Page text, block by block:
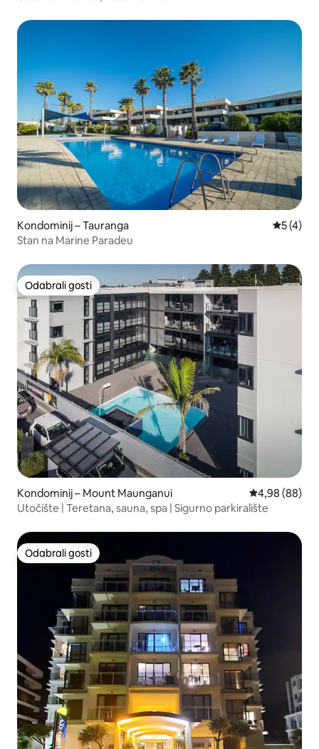
Kondominij – Tauranga
5 (4)
Stan na Marine Paradeu
Odabrali gosti
Odabrali gosti
Kondominij – Mount Maunganui Prosječna
4,98 (88)
Utočište | Teretana, sauna, spa | Sigurno parkiralište
Odabrali gosti
Odabrali gosti